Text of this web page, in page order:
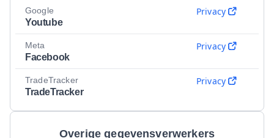
Google
Youtube
Privacy
Meta
Facebook
Privacy
TradeTracker
TradeTracker
Privacy
Overige gegevensverwerkers